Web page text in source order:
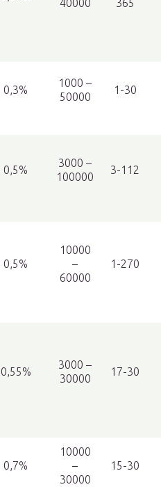
40000
365
0,3%
1000 –
50000
1-30
0,5%
3000 –
100000
3-112
0,5%
10000
–
60000
1-270
0,55%
3000 –
30000
17-30
0,7%
10000
–
30000
15-30